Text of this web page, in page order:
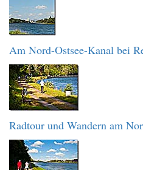
Am Nord-Ostsee-Kanal bei
Radtour und Wandern am